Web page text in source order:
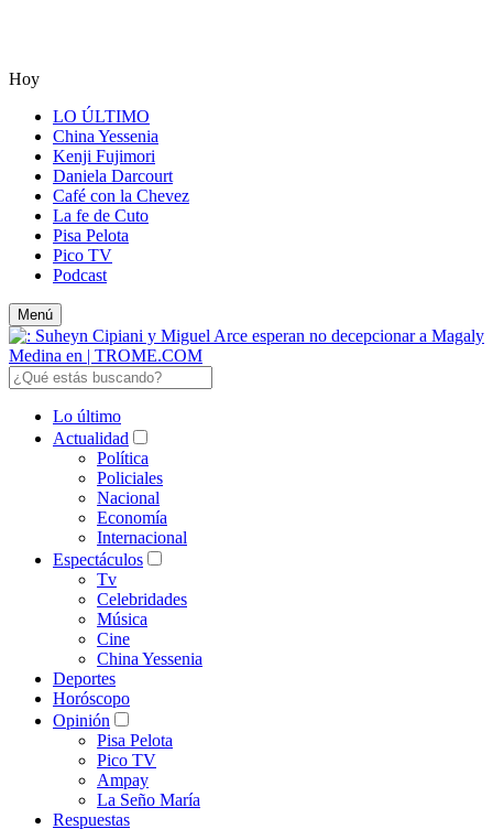
Hoy
LO ÚLTIMO
China Yessenia
Kenji Fujimori
Daniela Darcourt
Café con la Chevez
La fe de Cuto
Pisa Pelota
Pico TV
Podcast
Menú
Lo último
Actualidad
Política
Policiales
Nacional
Economía
Internacional
Espectáculos
Tv
Celebridades
Música
Cine
China Yessenia
Deportes
Horóscopo
Opinión
Pisa Pelota
Pico TV
Ampay
La Seño María
Respuestas